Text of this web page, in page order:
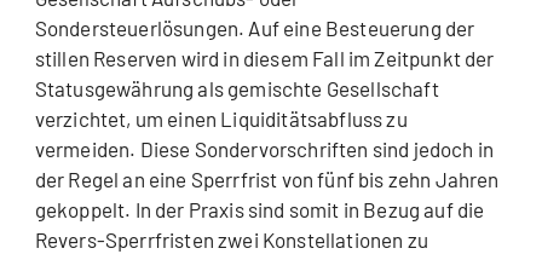
Sondersteuerlösungen. Auf eine Besteuerung der
stillen Reserven wird in diesem Fall im Zeitpunkt der
Statusgewährung als gemischte Gesellschaft
verzichtet, um einen Liquiditätsabfluss zu
vermeiden. Diese Sondervorschriften sind jedoch in
der Regel an eine Sperrfrist von fünf bis zehn Jahren
gekoppelt. In der Praxis sind somit in Bezug auf die
Revers-Sperrfristen zwei Konstellationen zu